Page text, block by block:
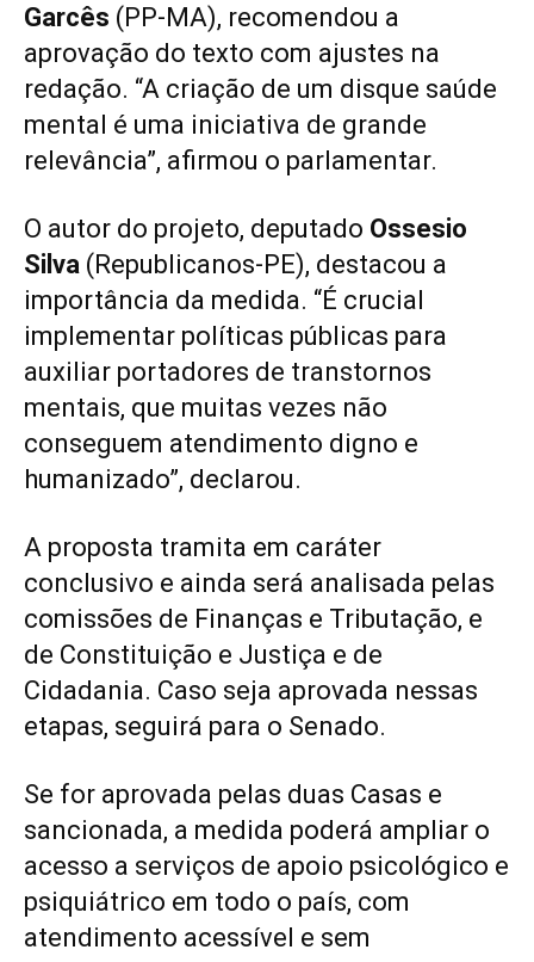
Garcês (PP-MA), recomendou a
aprovação do texto com ajustes na
redação. “A criação de um disque saúde
mental é uma iniciativa de grande
relevância”, afirmou o parlamentar.
O autor do projeto, deputado Ossesio
Silva (Republicanos-PE), destacou a
importância da medida. “É crucial
implementar políticas públicas para
auxiliar portadores de transtornos
mentais, que muitas vezes não
conseguem atendimento digno e
humanizado”, declarou.
A proposta tramita em caráter
conclusivo e ainda será analisada pelas
comissões de Finanças e Tributação, e
de Constituição e Justiça e de
Cidadania. Caso seja aprovada nessas
etapas, seguirá para o Senado.
Se for aprovada pelas duas Casas e
sancionada, a medida poderá ampliar o
acesso a serviços de apoio psicológico e
psiquiátrico em todo o país, com
atendimento acessível e sem